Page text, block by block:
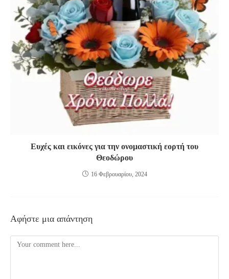
Eυχές και εικόνες για την ονομαστική εορτή του
Θεοδώρου
16 Φεβρουαρίου, 2024
Αφήστε μια απάντηση
Comment